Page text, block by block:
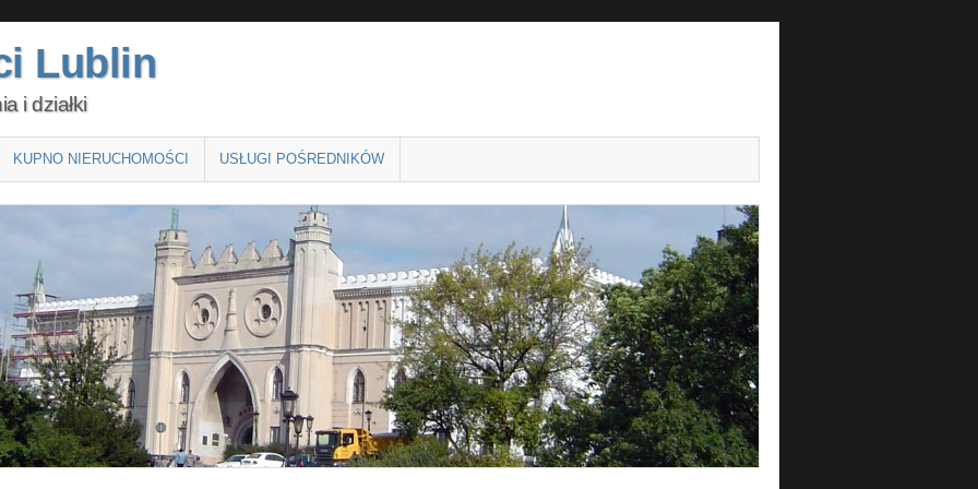
Lublin
i działki
KUPNO NIERUCHOMOŚCI USŁUGI POŚREDNIKÓW